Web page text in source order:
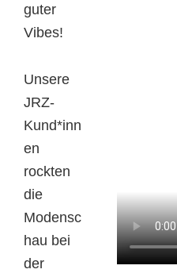
guter
Vibes!
Unsere
JRZ-
Kund*inn
en
rockten
die
Modensc
hau bei
der